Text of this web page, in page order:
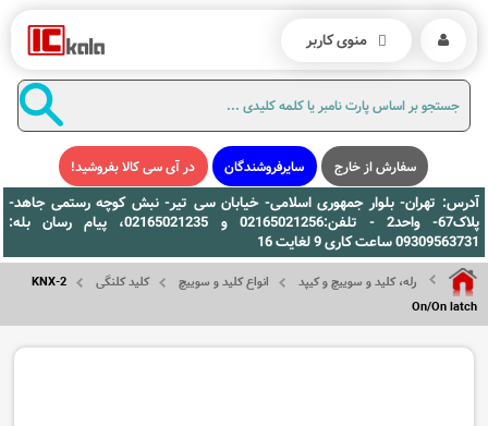
سفارش از خارج سایرفروشندگان در آی سی کالا بفروشید!
آدرس: تهران- بلوار جمهوری اسلامی- خیابان سی تیر- نبش کوچه رستمی جاهد-
پلاک67- واحد2 - تلفن:02165021256 و 02165021235، پیام رسان بله:
09309563731 ساعت کاری 9 لغایت 16
رله، کلید و سوییچ و کیپد انواع کلید و سوییچ کلید کلنگی
KNX-2
On/On latch
منوی کاربر